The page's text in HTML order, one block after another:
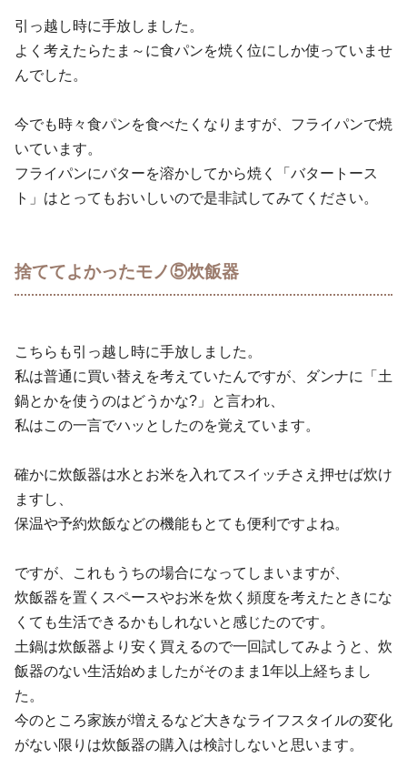
引っ越し時に手放しました。
よく考えたらたま～に食パンを焼く位にしか使っていませ
んでした。
今でも時々食パンを食べたくなりますが、フライパンで焼
いています。
フライパンにバターを溶かしてから焼く「バタートース
ト」はとってもおいしいので是非試してみてください。
捨ててよかったモノ⑤炊飯器
こちらも引っ越し時に手放しました。
私は普通に買い替えを考えていたんですが、ダンナに「土
鍋とかを使うのはどうかな?」と言われ、
私はこの一言でハッとしたのを覚えています。
確かに炊飯器は水とお米を入れてスイッチさえ押せば炊け
ますし、
保温や予約炊飯などの機能もとても便利ですよね。
ですが、これもうちの場合になってしまいますが、
炊飯器を置くスペースやお米を炊く頻度を考えたときにな
くても生活できるかもしれないと感じたのです。
土鍋は炊飯器より安く買えるので一回試してみようと、炊
飯器のない生活始めましたがそのまま1年以上経ちまし
た。
今のところ家族が増えるなど大きなライフスタイルの変化
がない限りは炊飯器の購入は検討しないと思います。